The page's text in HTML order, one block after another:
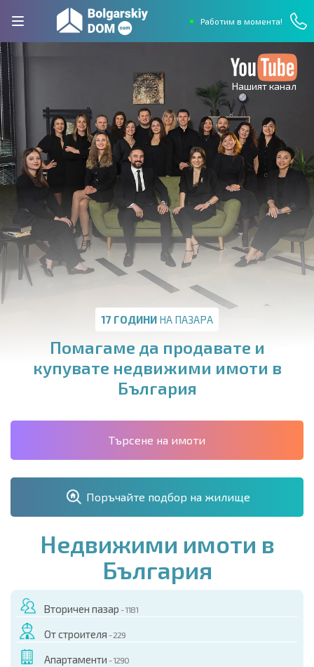
Работим в момента!
Нашият канал
17 ГОДИНИ НА ПАЗАРА
Помагаме да продавате и
купувате недвижими имоти в
България
Търсене на имоти
Поръчайте подбор на жилище
Недвижими имоти в
България
Вторичен пазар - 1181
От строителя - 229
Апартаменти - 1290